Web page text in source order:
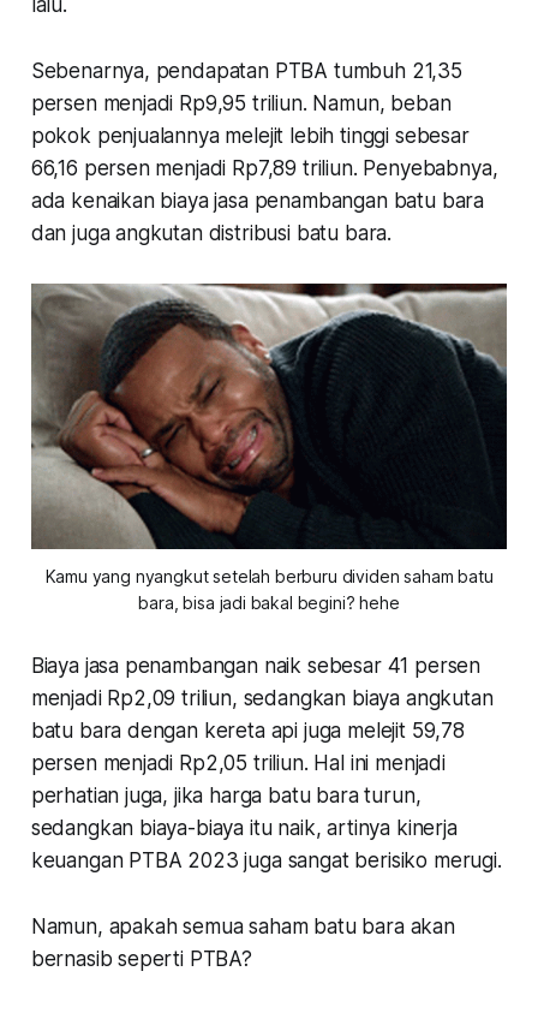
Sebenarnya, pendapatan PTBA tumbuh 21,35
persen menjadi Rp9,95 triliun. Namun, beban
pokok penjualannya melejit lebih tinggi sebesar
66,16 persen menjadi Rp7,89 triliun. Penyebabnya,
ada kenaikan biaya jasa penambangan batu bara
dan juga angkutan distribusi batu bara.
Kamu yang nyangkut setelah berburu dividen saham batu
bara, bisa jadi bakal begini? hehe
Biaya jasa penambangan naik sebesar 41 persen
menjadi Rp2,09 triliun, sedangkan biaya angkutan
batu bara dengan kereta api juga melejit 59,78
persen menjadi Rp2,05 triliun. Hal ini menjadi
perhatian juga, jika harga batu bara turun,
sedangkan biaya-biaya itu naik, artinya kinerja
keuangan PTBA 2023 juga sangat berisiko merugi.
Namun, apakah semua saham batu bara akan
bernasib seperti PTBA?